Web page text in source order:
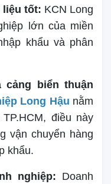
liệu tốt: KCN Long
lớn của miền
khẩu và phân
cảng biển thuận
Long Hậu nằm
điều này
vận chuyển hàng
khẩu.
nghiệp: Doanh